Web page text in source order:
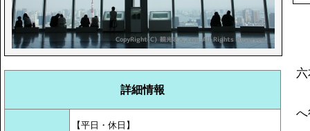
詳細情報
【平日・休日】